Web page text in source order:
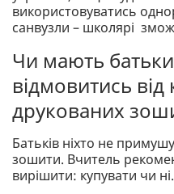
використовуватись
санвузли – школярі
Чи мають
відмовитись від
друкованих
Батьків ніхто не
зошити. Вчитель
вирішити: купувати чи ні.